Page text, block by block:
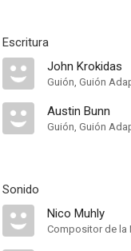
Escritura
John Krokidas
Guión, Guión
Austin Bunn
Guión, Guión
Sonido
Nico Muhly
Compositor de la